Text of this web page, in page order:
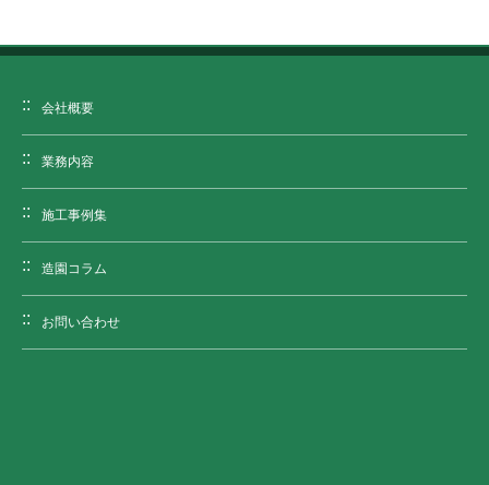
会社概要
業務内容
施工事例集
造園コラム
お問い合わせ